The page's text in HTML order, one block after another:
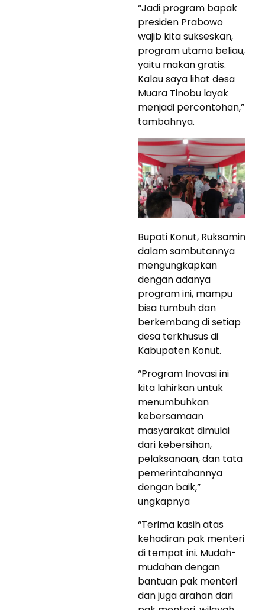
“Jadi program bapak
presiden Prabowo
wajib kita sukseskan,
program utama beliau,
yaitu makan gratis.
Kalau saya lihat desa
Muara Tinobu layak
menjadi percontohan,”
tambahnya.
Bupati Konut, Ruksamin
dalam sambutannya
mengungkapkan
dengan adanya
program ini, mampu
bisa tumbuh dan
berkembang di setiap
desa terkhusus di
Kabupaten Konut.
“Program Inovasi ini
kita lahirkan untuk
menumbuhkan
kebersamaan
masyarakat dimulai
dari kebersihan,
pelaksanaan, dan tata
pemerintahannya
dengan baik,”
ungkapnya
“Terima kasih atas
kehadiran pak menteri
di tempat ini. Mudah-
mudahan dengan
bantuan pak menteri
dan juga arahan dari